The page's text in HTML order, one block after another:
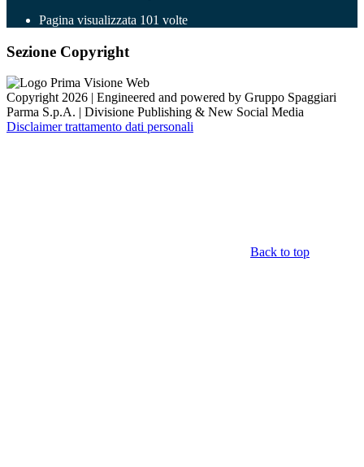
Pagina visualizzata 101 volte
Sezione Copyright
Copyright 2026 | Engineered and powered by Gruppo Spaggiari
Parma S.p.A. | Divisione Publishing & New Social Media
Disclaimer trattamento dati personali
Back to top